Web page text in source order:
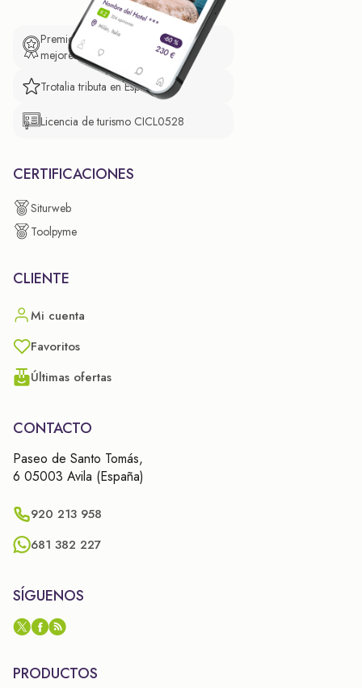
Premio de El Confidencial a las
mejores prácticas empresariales.
Trotalia tributa en España
Licencia de turismo CICL0528
CERTIFICACIONES
Siturweb
Toolpyme
CLIENTE
Mi cuenta
Favoritos
Últimas ofertas
CONTACTO
Paseo de Santo Tomás,
6 05003 Avila (España)
920 213 958
681 382 227
SÍGUENOS
PRODUCTOS